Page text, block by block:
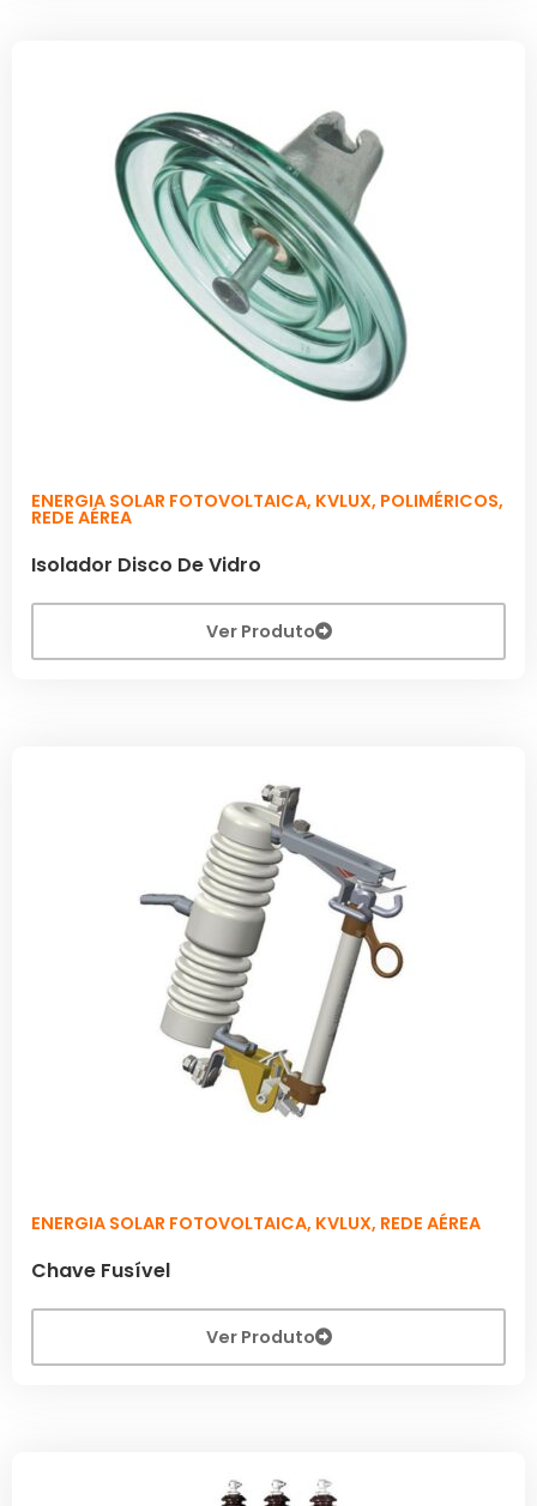
ENERGIA SOLAR FOTOVOLTAICA, KVLUX, POLIMÉRICOS,
REDE AÉREA
Isolador Disco De Vidro
Ver Produto
ENERGIA SOLAR FOTOVOLTAICA, KVLUX, REDE AÉREA
Chave Fusível
Ver Produto